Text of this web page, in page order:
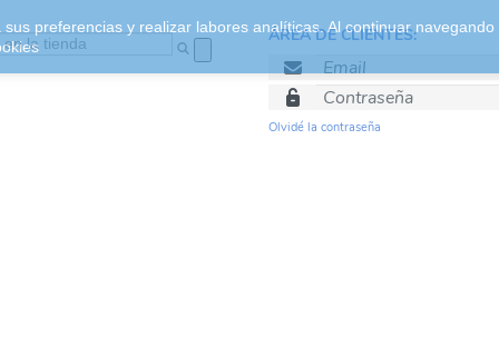
ÁREA DE CLIENTES:
Olvidé la contraseña
preferencias y realizar labores analíticas. Al continuar